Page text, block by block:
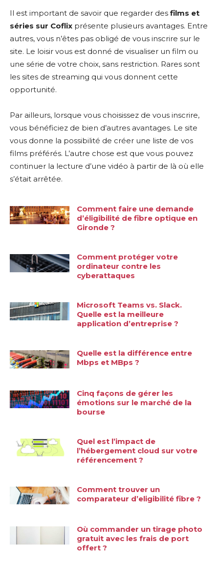
Il est important de savoir que regarder des films et
séries sur Coflix présente plusieurs avantages. Entre
autres, vous n’êtes pas obligé de vous inscrire sur le
site. Le loisir vous est donné de visualiser un film ou
une série de votre choix, sans restriction. Rares sont
les sites de streaming qui vous donnent cette
opportunité.
Par ailleurs, lorsque vous choisissez de vous inscrire,
vous bénéficiez de bien d’autres avantages. Le site
vous donne la possibilité de créer une liste de vos
films préférés. L’autre chose est que vous pouvez
continuer la lecture d’une vidéo à partir de là où elle
s’était arrêtée.
Comment faire une demande
d’éligibilité de fibre optique en
Gironde ?
Comment protéger votre
ordinateur contre les
cyberattaques
Microsoft Teams vs. Slack.
Quelle est la meilleure
application d’entreprise ?
Quelle est la différence entre
Mbps et MBps ?
Cinq façons de gérer les
émotions sur le marché de la
bourse
Quel est l’impact de
l’hébergement cloud sur votre
référencement ?
Comment trouver un
comparateur d’eligibilité fibre ?
Où commander un tirage photo
gratuit avec les frais de port
offert ?